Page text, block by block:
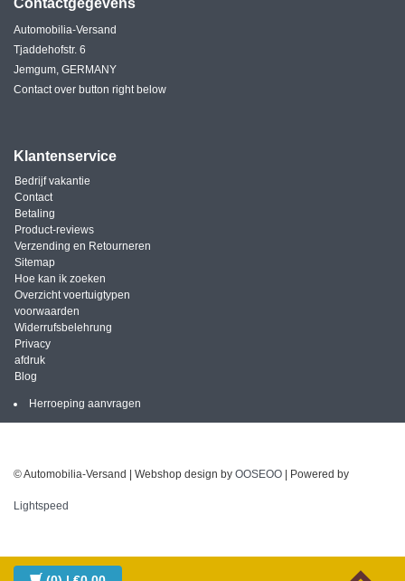
Contactgegevens
Automobilia-Versand
Tjaddehofstr. 6
Jemgum, GERMANY
Contact over button right below
Klantenservice
Bedrijf vakantie
Contact
Betaling
Product-reviews
Verzending en Retourneren
Sitemap
Hoe kan ik zoeken
Overzicht voertuigtypen
voorwaarden
Widerrufsbelehrung
Privacy
afdruk
Blog
Herroeping aanvragen
© Automobilia-Versand | Webshop design by OOSEOO | Powered by
Lightspeed